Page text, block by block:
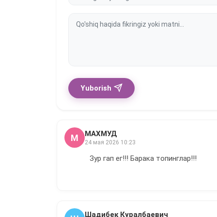
Yuborish
М МАХМУД
24 мая 2026 10:23
Зур гап ег!!! Барака топинглар!!!
Шадибек Куралбаевич